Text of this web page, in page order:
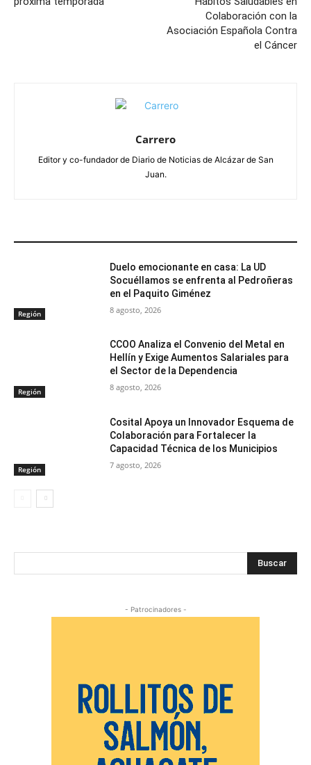
Colaboración con la
Asociación Española Contra
el Cáncer
Carrero
Editor y co-fundador de Diario de Noticias de Alcázar de San
Juan.
Región
Duelo emocionante en casa: La UD
Socuéllamos se enfrenta al Pedroñeras
en el Paquito Giménez
8 agosto, 2026
Región
CCOO Analiza el Convenio del Metal en
Hellín y Exige Aumentos Salariales para
el Sector de la Dependencia
8 agosto, 2026
Región
Cosital Apoya un Innovador Esquema de
Colaboración para Fortalecer la
Capacidad Técnica de los Municipios
7 agosto, 2026
Buscar
- Patrocinadores -